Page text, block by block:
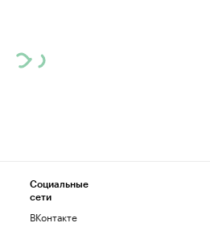
Социальные
сети
ВКонтакте